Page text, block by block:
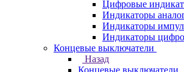
Цифровые
Индикаторы
Индикаторы
Индикаторы
Концевые выключатели
Назад